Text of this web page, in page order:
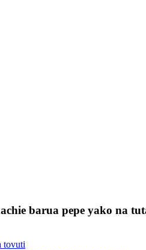
barua pepe yako na
tovuti